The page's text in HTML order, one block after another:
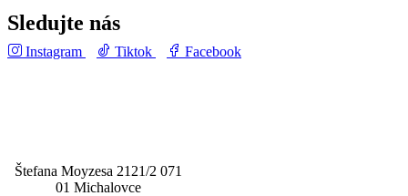
Sledujte nás
Instagram Tiktok Facebook
Štefana Moyzesa 2121/2 071
01 Michalovce